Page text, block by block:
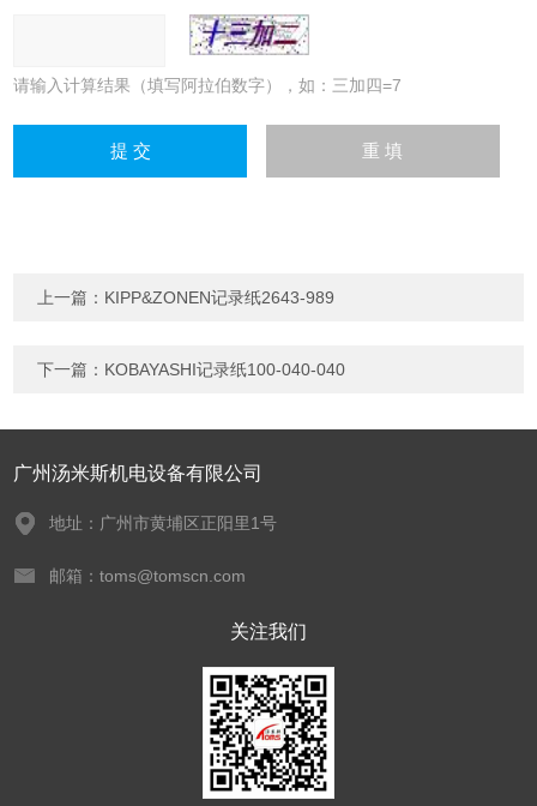
请输入计算结果（填写阿拉伯数字），如：三加四=7
上一篇： KIPP&ZONEN记录纸2643-989
下一篇： KOBAYASHI记录纸100-040-040
广州汤米斯机电设备有限公司
地址：广州市黄埔区正阳里1号
邮箱：toms@tomscn.com
关注我们